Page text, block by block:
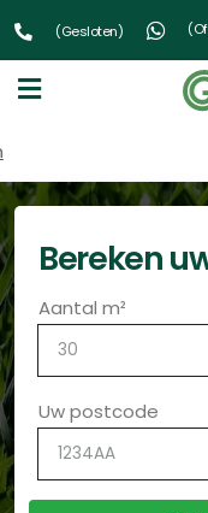
(Gesloten)
Bereken
Aantal m²
Uw postcode